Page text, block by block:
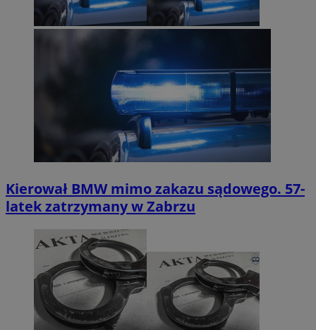
Kierował BMW mimo zakazu sądowego. 57-
latek zatrzymany w Zabrzu